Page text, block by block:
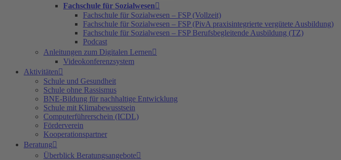
Fachschule für Sozialwesen
Fachschule für Sozialwesen – FSP (Vollzeit)
Fachschule für Sozialwesen – FSP (PivA praxisintegrierte vergütete Ausbildung)
Fachschule für Sozialwesen – FSP Berufsbegleitende Ausbildung (TZ)
Podcast
Anleitungen zum Digitalen Lernen
Videokonferenzsystem
Aktivitäten
Schule und Gesundheit
Schule ohne Rassismus
BNE-Bildung für nachhaltige Entwicklung
Schule mit Klimabewusstsein
Computerführerschein (ICDL)
Förderverein
Kooperationspartner
Beratung
Überblick Beratungsangebote